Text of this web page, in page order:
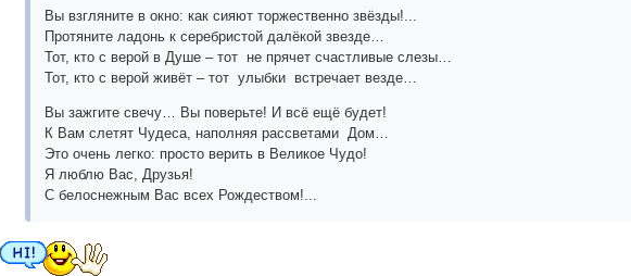
Вы взгляните в окно: как сияют торжественно звёзды!...
Протяните ладонь к серебристой далёкой звезде…
Тот, кто с верой в Душе – тот не прячет счастливые слезы…
Тот, кто с верой живёт – тот улыбки встречает везде…
Вы зажгите свечу… Вы поверьте! И всё ещё будет!
К Вам слетят Чудеса, наполняя рассветами Дом…
Это очень легко: просто верить в Великое Чудо!
Я люблю Вас, Друзья!
С белоснежным Вас всех Рождеством!...